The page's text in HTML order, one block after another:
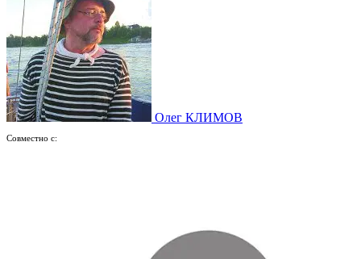
Олег КЛИМОВ
Совместно с: